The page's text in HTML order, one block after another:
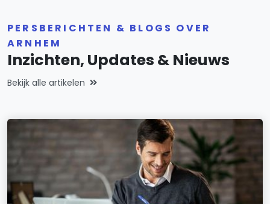
PERSBERICHTEN & BLOGS OVER
ARNHEM
Inzichten, Updates & Nieuws
Bekijk alle artikelen